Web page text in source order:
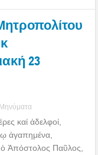
23
Μηνύματα
καί ἀδελφοί,
ἀγαπημένα,
ὁ Ἀπόστολος Παῦλος,